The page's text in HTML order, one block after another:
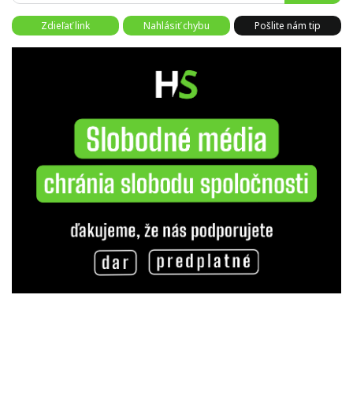
Zdieľať link Nahlásiť chybu Pošlite nám tip